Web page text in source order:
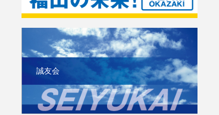
誠友会